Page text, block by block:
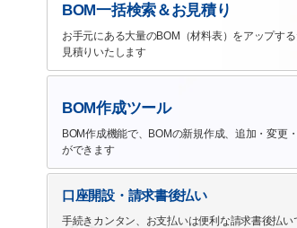
BOM一括検索＆お見積り
お手元にある大量のBOM（材料表）をアップす
見積りいたします
BOM作成ツール
BOM作成機能で、BOMの新規作成、追加・変更
ができます
口座開設・請求書後払い
手続きカンタン、お支払いは便利な請求書後払い